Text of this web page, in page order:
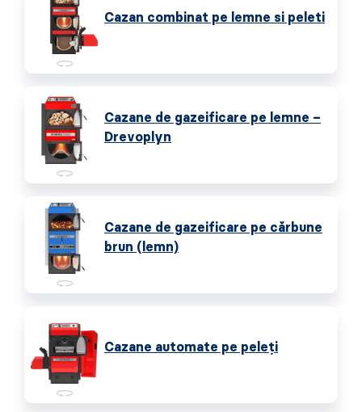
Cazan combinat pe lemne si peleti
Cazane de gazeificare pe lemne –
Drevoplyn
Cazane de gazeificare pe cărbune
brun (lemn)
Cazane automate pe peleţi